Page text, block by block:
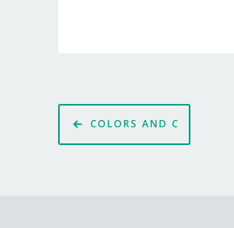
投
稿
COLORS AND C